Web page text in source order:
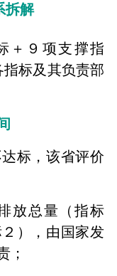
拆解
＋９项支撑指
标及其负责部
标，该省评价
放总量（指标
），由国家发
；